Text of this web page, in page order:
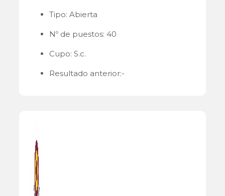
Tipo: Abierta
Nº de puestos: 40
Cupo: S.c.
Resultado anterior:-